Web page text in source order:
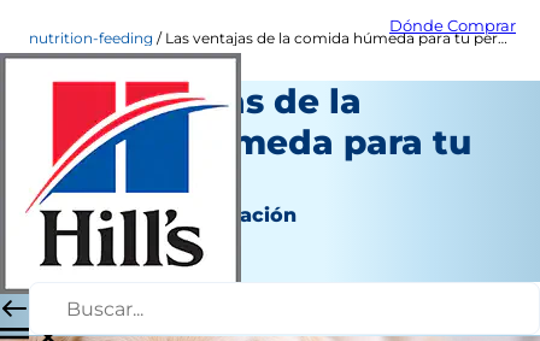
Dónde Comprar
nutrition-feeding Las ventajas de la comida húmeda para tu perro
Las ventajas de la
comida húmeda para tu
perro
Nutrición y alimentación
Autor del personal
|
Julio 19, 2019